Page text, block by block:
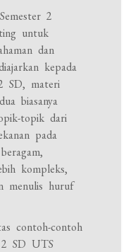
2
untuk
dan
kepada
SD, materi
biasanya
topik dari
pada
kompleks,
menulis huruf
contoh-contoh
SD UTS